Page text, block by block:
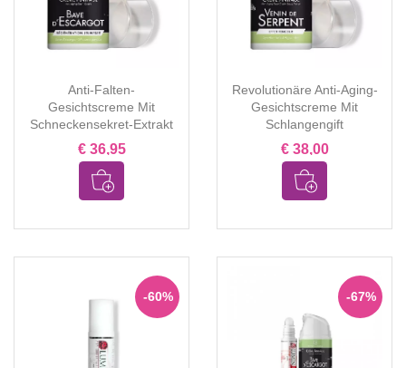
Anti-Falten-
Gesichtscreme Mit
Schneckensekret-Extrakt
€ 36,95
Revolutionäre Anti-Aging-
Gesichtscreme Mit
Schlangengift
€ 38,00
-60% -67%